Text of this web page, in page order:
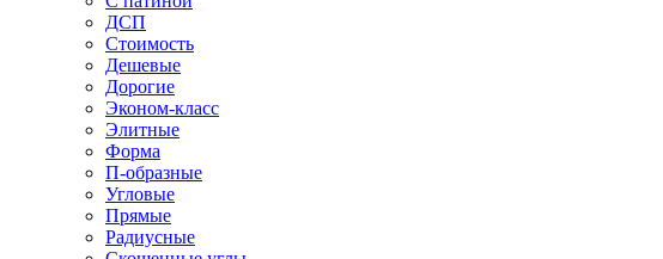
ДСП
Стоимость
Дешевые
Дорогие
Эконом-класс
Элитные
Форма
П-образные
Угловые
Прямые
Радиусные